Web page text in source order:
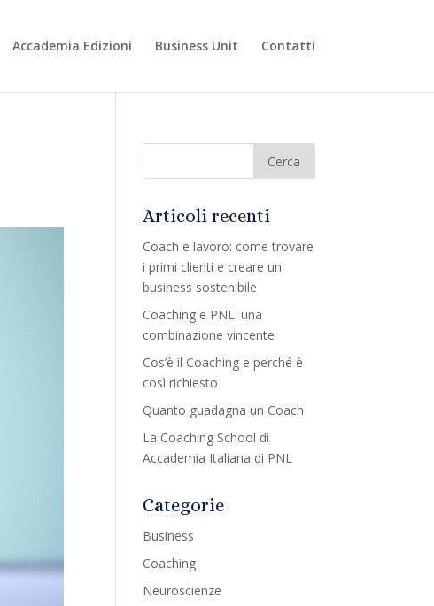
Accademia Edizioni Business Unit Contatti
Articoli recenti
Coach e lavoro: come trovare
i primi clienti e creare un
business sostenibile
Coaching e PNL: una
combinazione vincente
Cos’è il Coaching e perché è
così richiesto
Quanto guadagna un Coach
La Coaching School di
Accademia Italiana di PNL
Categorie
Business
Coaching
Neuroscienze